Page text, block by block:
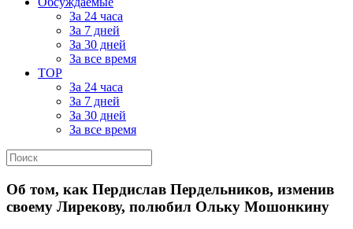
За 24 часа
За 7 дней
За 30 дней
За все время
TOP
За 24 часа
За 7 дней
За 30 дней
За все время
Об том, как Пердислав Пердельников, изменив
своему Лирекову, полюбил Ольку Мошонкину